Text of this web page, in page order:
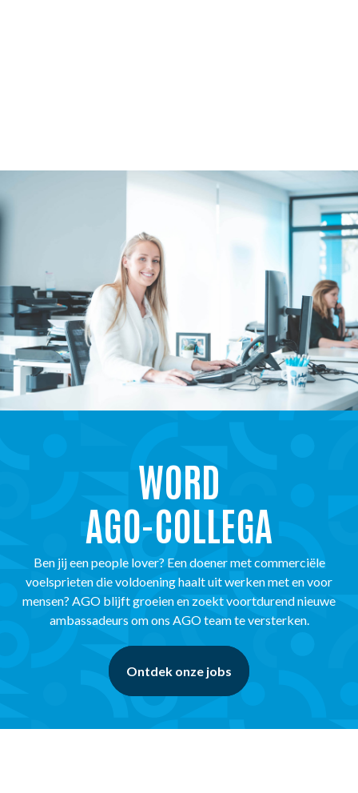
WORD
AGO-COLLEGA
Ben jij een people lover? Een doener met commerciële
voelsprieten die voldoening haalt uit werken met en voor
mensen? AGO blijft groeien en zoekt voortdurend nieuwe
ambassadeurs om ons AGO team te versterken.
Ontdek onze jobs